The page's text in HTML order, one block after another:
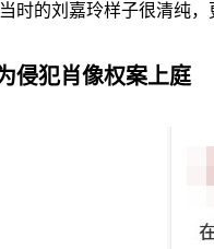
时的刘嘉玲样子很清纯，
侵犯肖像权案上庭